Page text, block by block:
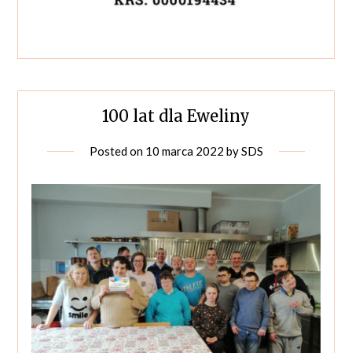
100 lat dla Eweliny
Posted on 10 marca 2022 bySDS